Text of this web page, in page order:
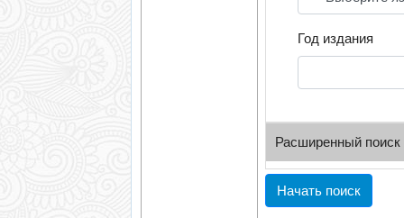
Год издания
Расширенный поиск
УДК/ББК